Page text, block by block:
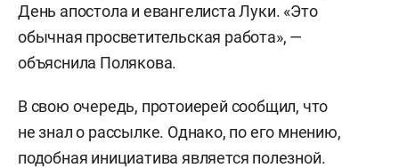
День апостола и евангелиста Луки. «Это
обычная просветительская работа», —
объяснила Полякова.
В свою очередь, протоиерей сообщил, что
не знал о рассылке. Однако, по его мнению,
подобная инициатива является полезной.